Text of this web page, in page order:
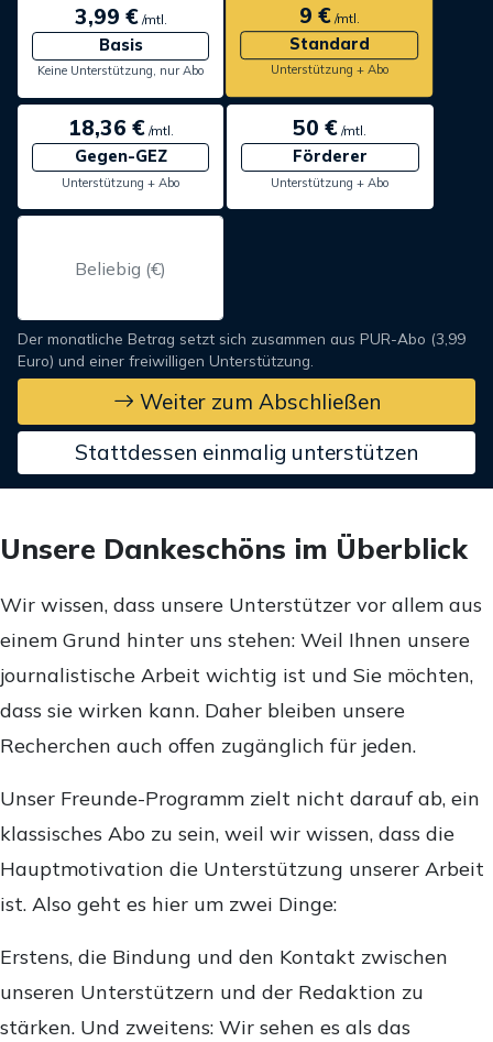
3,99 €/mtl.
Basis
Keine Unterstützung, nur Abo
9 €/mtl.
Standard
Unterstützung + Abo
18,36 €/mtl.
Gegen-GEZ
Unterstützung + Abo
50 € /mtl.
Förderer
Unterstützung + Abo
Der monatliche Betrag setzt sich zusammen aus PUR-Abo (3,99
Euro) und einer freiwilligen Unterstützung.
Weiter zum Abschließen
Stattdessen einmalig unterstützen
Unsere Dankeschöns im Überblick
Wir wissen, dass unsere Unterstützer vor allem aus
einem Grund hinter uns stehen: Weil Ihnen unsere
journalistische Arbeit wichtig ist und Sie möchten,
dass sie wirken kann. Daher bleiben unsere
Recherchen auch offen zugänglich für jeden.
Unser Freunde-Programm zielt nicht darauf ab, ein
klassisches Abo zu sein, weil wir wissen, dass die
Hauptmotivation die Unterstützung unserer Arbeit
ist. Also geht es hier um zwei Dinge:
Erstens, die Bindung und den Kontakt zwischen
unseren Unterstützern und der Redaktion zu
stärken. Und zweitens: Wir sehen es als das